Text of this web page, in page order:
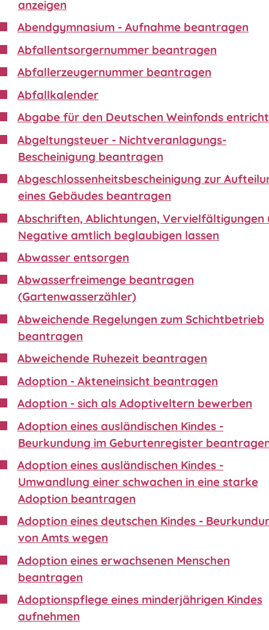
anzeigen
Abendgymnasium - Aufnahme beantragen
Abfallentsorgernummer beantragen
Abfallerzeugernummer beantragen
Abfallkalender
Abgabe für den Deutschen Weinfonds
Abgeltungsteuer - Nichtveranlagungs-
Bescheinigung beantragen
Abgeschlossenheitsbescheinigung zur
eines Gebäudes beantragen
Abschriften, Ablichtungen, Vervielfältigungen
Negative amtlich beglaubigen lassen
Abwasser entsorgen
Abwasserfreimenge beantragen
(Gartenwasserzähler)
Abweichende Regelungen zum Schichtbetrieb
beantragen
Abweichende Ruhezeit beantragen
Adoption - Akteneinsicht beantragen
Adoption - sich als Adoptiveltern bewerben
Adoption eines ausländischen Kindes -
Beurkundung im Geburtenregister
Adoption eines ausländischen Kindes -
Umwandlung einer schwachen in eine starke
Adoption beantragen
Adoption eines deutschen Kindes -
von Amts wegen
Adoption eines erwachsenen Menschen
beantragen
Adoptionspflege eines minderjährigen Kindes
aufnehmen